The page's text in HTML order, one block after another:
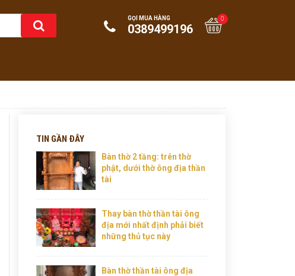
GỌI MUA HÀNG
0389499196
0
TIN GẦN ĐÂY
Bàn thờ 2 tầng: trên thờ
phật, dưới thờ ông địa thần
tài
Thay bàn thờ thần tài ông
địa mới nhất định phải biết
những thủ tục này
Bàn thờ thần tài ông địa